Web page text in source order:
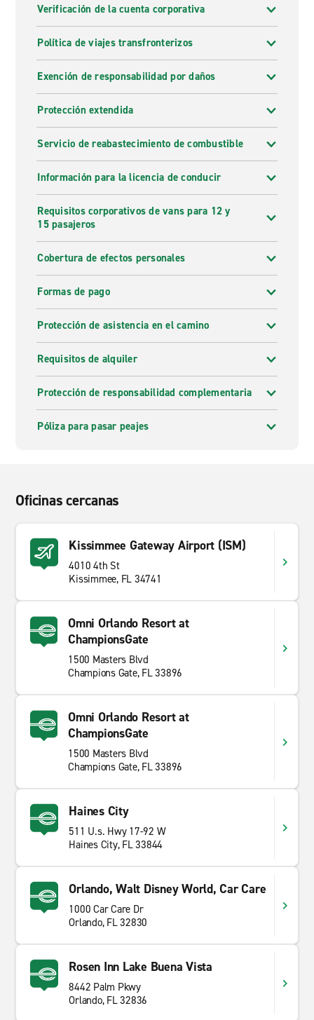
Verificación de la cuenta corporativa
Política de viajes transfronterizos
Exención de responsabilidad por daños
Protección extendida
Servicio de reabastecimiento de combustible
Información para la licencia de conducir
Requisitos corporativos de vans para 12 y
15 pasajeros
Cobertura de efectos personales
Formas de pago
Protección de asistencia en el camino
Requisitos de alquiler
Protección de responsabilidad complementaria
Póliza para pasar peajes
Oficinas cercanas
Kissimmee Gateway Airport (ISM)
4010 4th St
Kissimmee, FL 34741
Omni Orlando Resort at
ChampionsGate
1500 Masters Blvd
Champions Gate, FL 33896
Omni Orlando Resort at
ChampionsGate
1500 Masters Blvd
Champions Gate, FL 33896
Haines City
511 U.s. Hwy 17-92 W
Haines City, FL 33844
Orlando, Walt Disney World, Car Care
1000 Car Care Dr
Orlando, FL 32830
Rosen Inn Lake Buena Vista
8442 Palm Pkwy
Orlando, FL 32836